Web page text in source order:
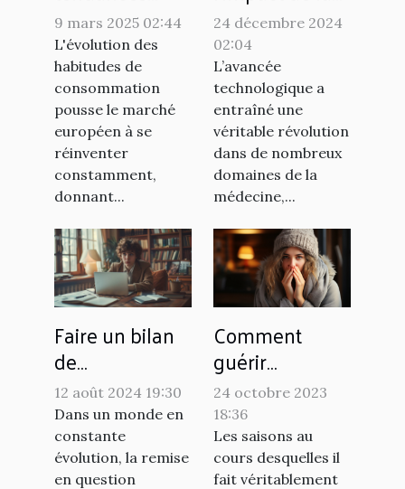
actuelles du
marché du
snus sans
tabac en
Europe
9 mars 2025 02:44
L'évolution des
habitudes de
consommation
pousse le marché
européen à se
réinventer
constamment,
donnant...
fusion des
technologies
dans
l'orthopédie et
la podologie
24 décembre 2024
02:04
L’avancée
technologique a
entraîné une
véritable révolution
dans de nombreux
domaines de la
médecine,...
Faire un bilan
de
compétences à
distance :
processus et
avantages
12 août 2024 19:30
Dans un monde en
constante
évolution, la remise
en question
Comment
guérir
rapidement la
grippe chez
soi ?
24 octobre 2023
18:36
Les saisons au
cours desquelles il
fait véritablement